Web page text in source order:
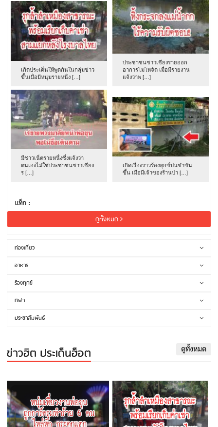
เกิดประเด็นให้พูดกันในกลุ่มข่าว
ขึ้นเมื่อมีหนุ่มรายหนึ่ง […]
ประชาชนชาวเชียงรายออก
อาการโมโหจัด เมื่อมีรายงาน
แจ้งว่าพ […]
มีชาวเน็ตรายหนึ่งซึ่งแจ้งว่า
ตนเองไม่ใช่ประชาชนชาวเชียง
ร […]
เกิดเรื่องราวร้องทุกข์ปนขำขัน
ขึ้น เมื่อมีเจ้าของร้านป่า […]
แท็ก :
ดูทั้งหมด
ท่องเที่ยว
อาหาร
ร้องทุกข์
กีฬา
ประชาสัมพันธ์
ข่าวฮิต ประเด็นฮ็อต ดูทั้งหมด